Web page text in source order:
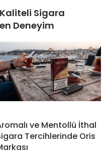
Sigara
Deneyim
ve Mentollü İthal
Tercihlerinde Oris